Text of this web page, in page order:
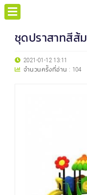
ชุดปราสาทสีส้ม
2021-01-12 13:11
จำนวนครั้งที่อ่าน : 104